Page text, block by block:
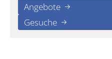
Angebote
Gesuche